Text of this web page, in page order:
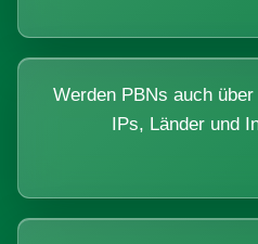
Werden PBNs auch
IPs, Länder und